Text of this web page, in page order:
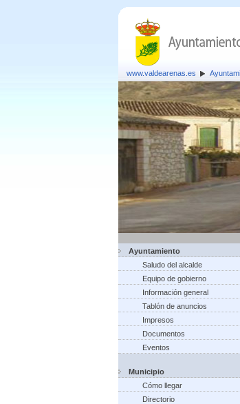
www.valdearenas.es
Ayuntamiento
Saludo del alcalde
Equipo de gobierno
Información general
Tablón de anuncios
Impresos
Documentos
Eventos
Municipio
Cómo llegar
Directorio